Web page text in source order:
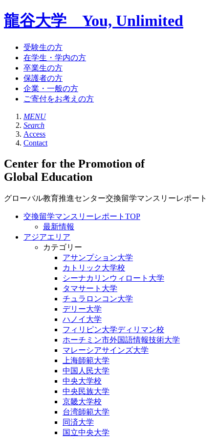
龍谷大学 You, Unlimited
受験生の方
在学生・学内の方
卒業生の方
保護者の方
企業・一般の方
ご寄付をお考えの方
MENU
Search
Access
Contact
Center for the Promotion of
Global Education
グローバル教育推進センター交換留学マンスリーレポート
交換留学マンスリーレポートTOP
最新情報
アジアエリア
カテゴリー
アサンプション大学
カトリック大学校
シーナカリンウィロート大学
タマサート大学
チュラロンコン大学
デリー大学
ハノイ大学
フィリピン大学ディリマン校
ホーチミン市外国語情報技術大学
マレーシアサインズ大学
上海師範大学
中国人民大学
中央大学校
中央民族大学
京畿大学校
台湾師範大学
同済大学
国立中央大学